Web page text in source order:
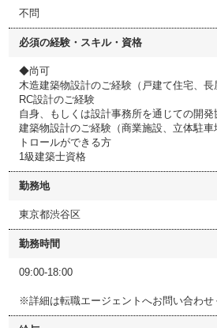
不問
必須の経験・スキル・資格
◆尚可
木造建築物設計のご経験（戸建て住宅、長
RC設計のご経験
自身、もしくは設計事務所を通じての開
建築物設計のご経験（商業施設、立体駐
トロールができる方
1級建築士資格
勤務地
東京都渋谷区
勤務時間
09:00-18:00
※詳細は転職エージェントへお問い合わせ